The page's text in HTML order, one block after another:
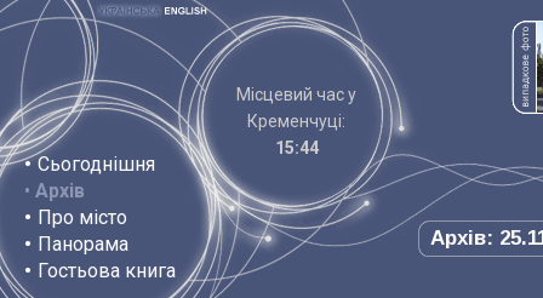
• Сьогоднішня
• Архів
• Про місто
• Панорама
• Гостьова книга
Місцевий час у
Кременчуці:
15:44
Архів: